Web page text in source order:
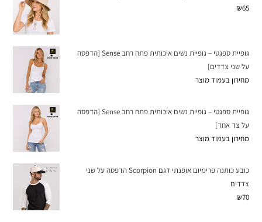
₪65
גופיית ספגטי – גופיית נשים איכותית פתח רחב Sense [הדפסה
על שני צדדים]
מחירון בעמוד מוצר
גופיית ספגטי – גופיית נשים איכותית פתח רחב Sense [הדפסה
על צד אחד]
מחירון בעמוד מוצר
כובע כותנה פרימיום אופנתי דגם Scorpion הדפסה על שני
צדדים
₪70